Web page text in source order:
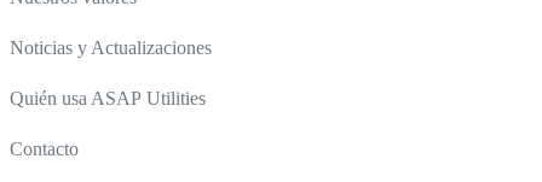
Noticias y Actualizaciones
Quién usa ASAP Utilities
Contacto